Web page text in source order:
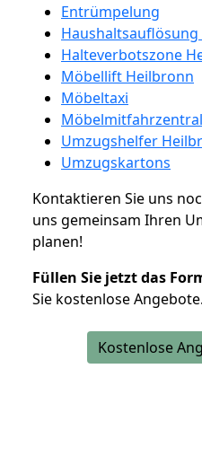
Entrümpelung
Halteverbotszone
Möbellift Heilbronn
Möbeltaxi
Umzugshelfer
Umzugskartons
Kontaktieren Sie uns
uns gemeinsam Ihren
planen!
Füllen Sie jetzt das
Sie kostenlose Angebote.
Kostenlose